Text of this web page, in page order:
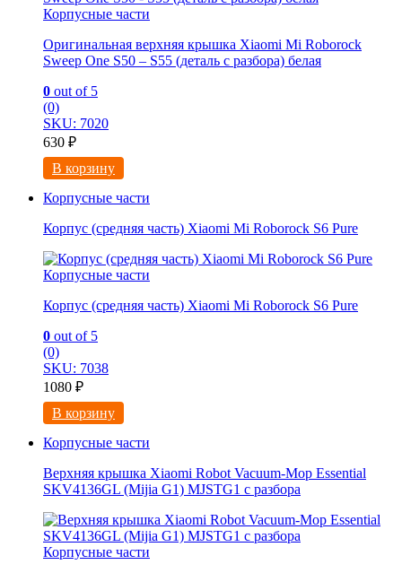
Корпусные части
Оригинальная верхняя крышка Xiaomi Mi Roborock
Sweep One S50 – S55 (деталь с разбора) белая
0 out of 5
(0)
SKU: 7020
630 ₽
В корзину
Корпусные части
Корпус (средняя часть) Xiaomi Mi Roborock S6 Pure
Корпусные части
Корпус (средняя часть) Xiaomi Mi Roborock S6 Pure
0 out of 5
(0)
SKU: 7038
1080 ₽
В корзину
Корпусные части
Верхняя крышка Xiaomi Robot Vacuum-Mop Essential
SKV4136GL (Mijia G1) MJSTG1 с разбора
Корпусные части